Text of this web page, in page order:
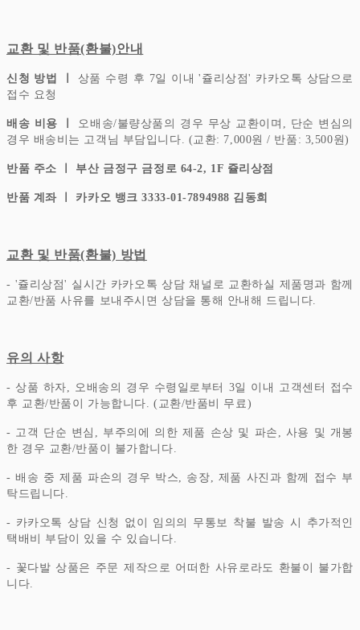
교환 및 반품(환불)안내
신청 방법 ㅣ 상품 수령 후 7일 이내 '쥴리상점' 카카오톡 상담으로
접수 요청
배송 비용 ㅣ
오배송/불량상품의 경우 무상 교환이며, 단순 변심의
경우 배송비는 고객님 부담입니다. (교환: 7,000원 / 반품: 3,500원)
반품 주소 ㅣ 부산 금정구 금정로 64-2, 1F 쥴리상점
반품 계좌 ㅣ 카카오 뱅크 3333-01-7894988 김동희
교환 및 반품(환불) 방법
- '쥴리상점' 실시간 카카오톡 상담 채널로 교환하실 제품명과 함께
교환/반품 사유를 보내주시면 상담을 통해 안내해 드립니다.
유의 사항
- 상품 하자, 오배송의 경우 수령일로부터 3일 이내 고객센터 접수
후 교환/반품이 가능합니다. (교환/반품비 무료)
- 고객 단순 변심, 부주의에 의한 제품 손상 및 파손, 사용 및 개봉
한 경우 교환/반품이 불가합니다.
- 배송 중 제품 파손의 경우 박스, 송장, 제품 사진과 함께 접수 부
탁드립니다.
- 카카오톡 상담 신청 없이 임의의 무통보 착불 발송 시 추가적인
택배비 부담이 있을 수 있습니다.
- 꽃다발 상품은 주문 제작으로 어떠한 사유로라도 환불이 불가합
니다.